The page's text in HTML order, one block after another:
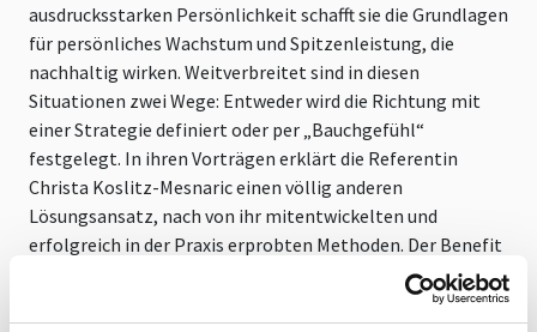
ausdrucksstarken Persönlichkeit schafft sie die Grundlagen
für persönliches Wachstum und Spitzenleistung, die
nachhaltig wirken. Weitverbreitet sind in diesen
Situationen zwei Wege: Entweder wird die Richtung mit
einer Strategie definiert oder per „Bauchgefühl“
festgelegt. In ihren Vorträgen erklärt die Referentin
Christa Koslitz-Mesnaric einen völlig anderen
Lösungsansatz, nach von ihr mitentwickelten und
erfolgreich in der Praxis erprobten Methoden. Der Benefit
ist zeitliche und monetäre Effizienz sowie ein klarer